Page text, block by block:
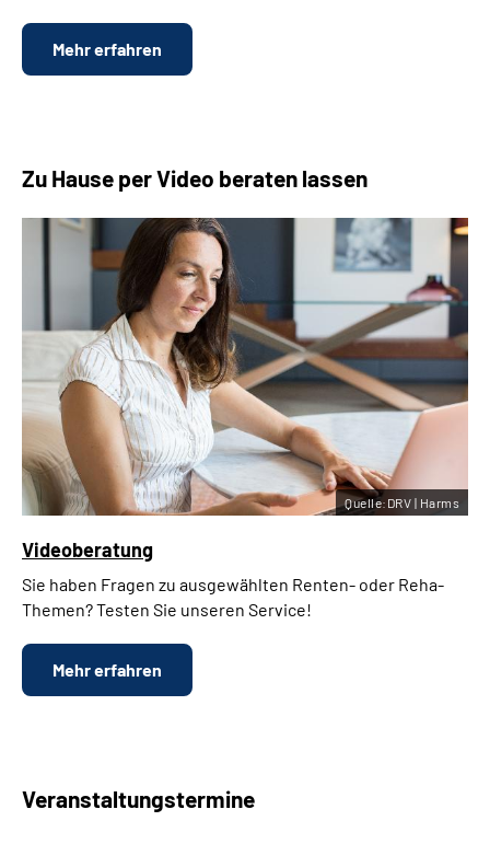
Mehr erfahren
Zu Hause per Video beraten lassen
Videoberatung
Sie haben Fragen zu ausgewählten Renten- oder Reha-
Themen? Testen Sie unseren Service!
Mehr erfahren
Quelle:DRV | Harms
Veranstaltungstermine